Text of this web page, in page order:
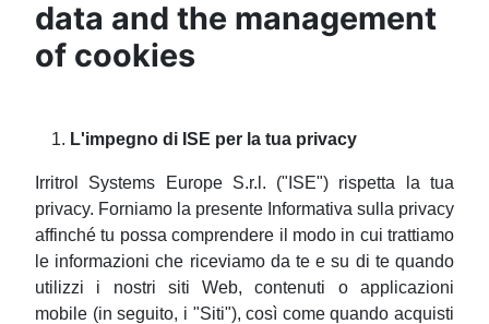
data and the management
of cookies
L'impegno di ISE per la tua privacy
Irritrol Systems Europe S.r.l. ("ISE") rispetta la tua
privacy. Forniamo la presente Informativa sulla privacy
affinché tu possa comprendere il modo in cui trattiamo
le informazioni che riceviamo da te e su di te quando
utilizzi i nostri siti Web, contenuti o applicazioni
mobile (in seguito, i "Siti"), così come quando acquisti